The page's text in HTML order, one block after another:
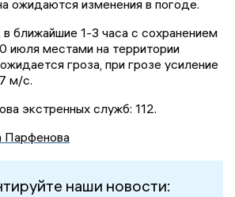
ожидаются изменения в погоде.
ближайшие 1-3 часа с сохранением
июля местами на территории
гроза, при грозе усиление
м/с.
экстренных служб: 112.
Парфенова
наши новости: